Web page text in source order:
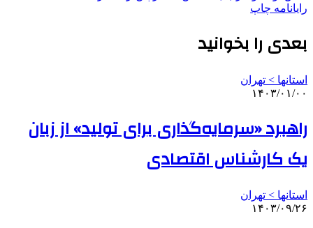
رایانامه چاپ
بعدی را بخوانید
استانها > تهران
۱۴۰۳/۰۱/۰۰
راهبرد «سرمایه‌گذاری برای تولید» از زبان
یک کارشناس اقتصادی
استانها > تهران
۱۴۰۳/۰۹/۲۶